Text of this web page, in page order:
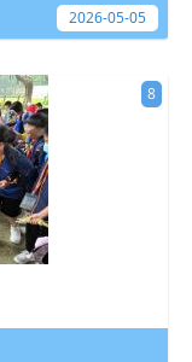
2026-05-05
8